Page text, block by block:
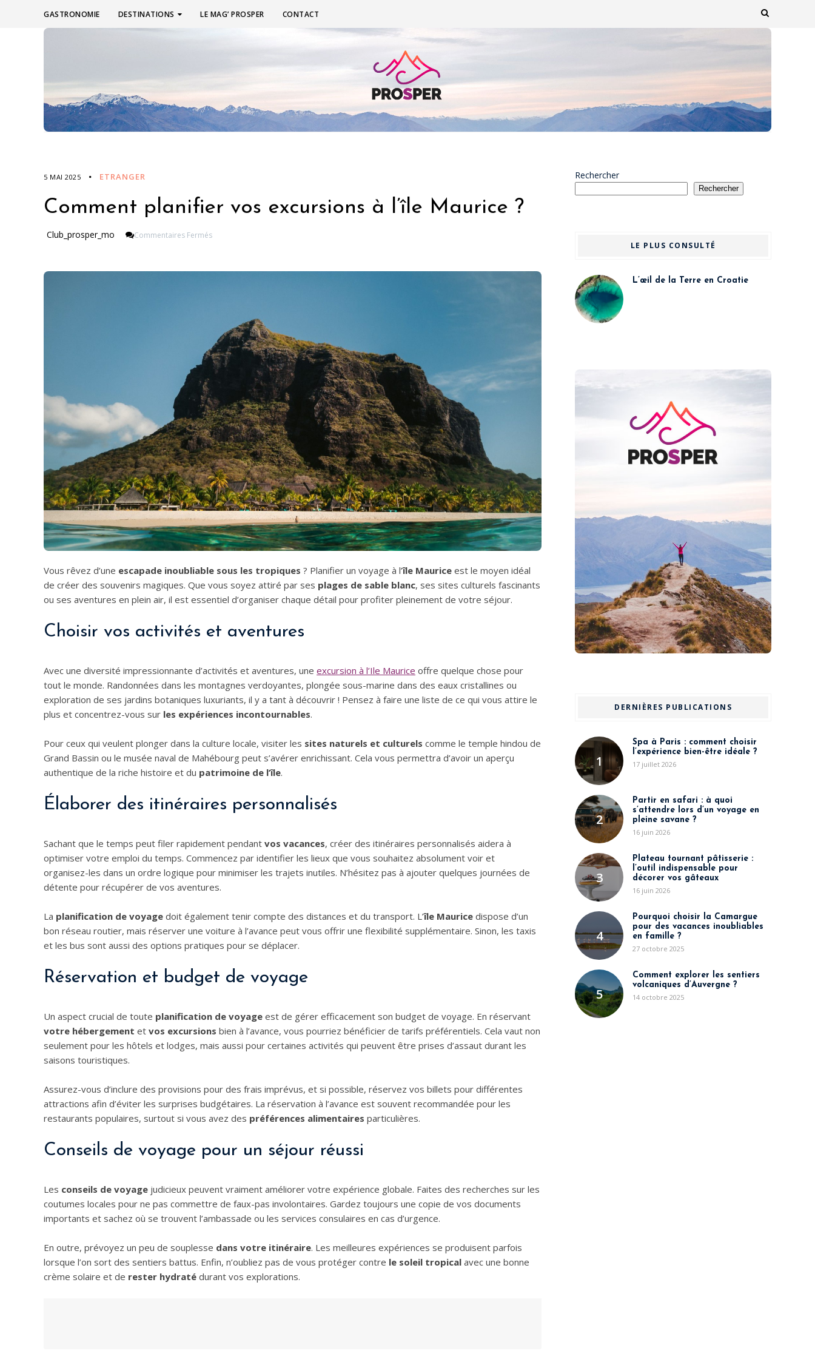
GASTRONOMIE DESTINATIONS LE MAG’ PROSPER CONTACT
5 MAI 2025 ETRANGER
Comment planifier vos excursions à l’île Maurice ?
Club_prosper_mo Commentaires FermésSur
Vous rêvez d’une escapade inoubliable sous les tropiques ? Planifier un voyage à l’île Maurice est le moyen idéal
de créer des souvenirs magiques. Que vous soyez attiré par ses plages de sable blanc, ses sites culturels fascinants
ou ses aventures en plein air, il est essentiel d’organiser chaque détail pour profiter pleinement de votre séjour.
Choisir vos activités et aventures
Avec une diversité impressionnante d’activités et aventures, une excursion à l’Ile Maurice offre quelque chose pour
tout le monde. Randonnées dans les montagnes verdoyantes, plongée sous-marine dans des eaux cristallines ou
exploration de ses jardins botaniques luxuriants, il y a tant à découvrir ! Pensez à faire une liste de ce qui vous attire le
plus et concentrez-vous sur les expériences incontournables.
Pour ceux qui veulent plonger dans la culture locale, visiter les sites naturels et culturels comme le temple hindou de
Grand Bassin ou le musée naval de Mahébourg peut s’avérer enrichissant. Cela vous permettra d’avoir un aperçu
authentique de la riche histoire et du patrimoine de l’île.
Élaborer des itinéraires personnalisés
Sachant que le temps peut filer rapidement pendant vos vacances, créer des itinéraires personnalisés aidera à
optimiser votre emploi du temps. Commencez par identifier les lieux que vous souhaitez absolument voir et
organisez-les dans un ordre logique pour minimiser les trajets inutiles. N’hésitez pas à ajouter quelques journées de
détente pour récupérer de vos aventures.
La planification de voyage doit également tenir compte des distances et du transport. L’île Maurice dispose d’un
bon réseau routier, mais réserver une voiture à l’avance peut vous offrir une flexibilité supplémentaire. Sinon, les taxis
et les bus sont aussi des options pratiques pour se déplacer.
Réservation et budget de voyage
Un aspect crucial de toute planification de voyage est de gérer efficacement son budget de voyage. En réservant
votre hébergement et vos excursions bien à l’avance, vous pourriez bénéficier de tarifs préférentiels. Cela vaut non
seulement pour les hôtels et lodges, mais aussi pour certaines activités qui peuvent être prises d’assaut durant les
saisons touristiques.
Assurez-vous d’inclure des provisions pour des frais imprévus, et si possible, réservez vos billets pour différentes
attractions afin d’éviter les surprises budgétaires. La réservation à l’avance est souvent recommandée pour les
restaurants populaires, surtout si vous avez des préférences alimentaires particulières.
Conseils de voyage pour un séjour réussi
Les conseils de voyage judicieux peuvent vraiment améliorer votre expérience globale. Faites des recherches sur les
coutumes locales pour ne pas commettre de faux-pas involontaires. Gardez toujours une copie de vos documents
importants et sachez où se trouvent l’ambassade ou les services consulaires en cas d’urgence.
En outre, prévoyez un peu de souplesse dans votre itinéraire. Les meilleures expériences se produisent parfois
lorsque l’on sort des sentiers battus. Enfin, n’oubliez pas de vous protéger contre le soleil tropical avec une bonne
crème solaire et de rester hydraté durant vos explorations.
Rechercher
Rechercher
LE PLUS CONSULTÉ
L’œil de la Terre en Croatie
DERNIÈRES PUBLICATIONS
1
Spa à Paris : comment choisir
l’expérience bien-être idéale ?
17 juillet 2026
2
Partir en safari : à quoi
s’attendre lors d’un voyage en
pleine savane ?
16 juin 2026
3
Plateau tournant pâtisserie :
l’outil indispensable pour
décorer vos gâteaux
16 juin 2026
4
Pourquoi choisir la Camargue
pour des vacances inoubliables
en famille ?
27 octobre 2025
5
Comment explorer les sentiers
volcaniques d’Auvergne ?
14 octobre 2025